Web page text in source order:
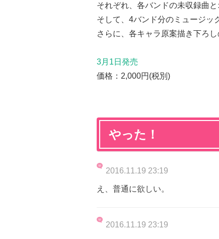
それぞれ、各バンドの未収録曲
そして、4バンド分のミュージッ
さらに、各キャラ原案描き下ろし
3月1日発売
価格：2,000円(税別)
やった！
2016.11.19 23:19
え、普通に欲しい。
2016.11.19 23:19